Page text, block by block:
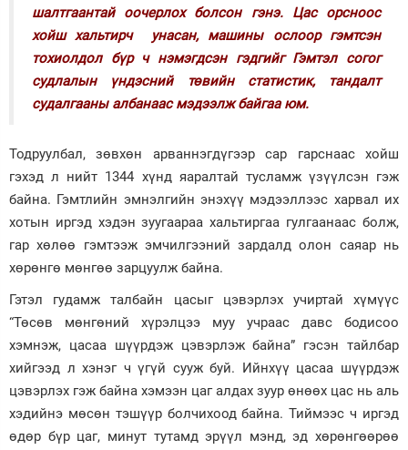
шалтгаантай оочерлох болсон гэнэ. Цас орсноос
хойш хальтирч унасан, машины ослоор гэмтсэн
тохиолдол бүр ч нэмэгдсэн гэдгийг Гэмтэл согог
судлалын үндэсний төвийн статистик, тандалт
судалгааны албанаас мэдээлж байгаа юм.
Тодруулбал, зөвхөн арваннэгдүгээр сар гарснаас хойш
гэхэд л нийт 1344 хүнд яаралтай тусламж үзүүлсэн гэж
байна. Гэмтлийн эмнэлгийн энэхүү мэдээллээс харвал их
хотын иргэд хэдэн зуугаараа хальтиргаа гулгаанаас болж,
гар хөлөө гэмтээж эмчилгээний зардалд олон саяар нь
хөрөнгө мөнгөө зарцуулж байна.
Гэтэл гудамж талбайн цасыг цэвэрлэх учиртай хүмүүс
“Төсөв мөнгөний хүрэлцээ муу учраас давс бодисоо
хэмнэж, цасаа шүүрдэж цэвэрлэж байна” гэсэн тайлбар
хийгээд л хэнэг ч үгүй сууж буй. Ийнхүү цасаа шүүрдэж
цэвэрлэх гэж байна хэмээн цаг алдах зуур өнөөх цас нь аль
хэдийнэ мөсөн тэшүүр болчихоод байна. Тиймээс ч иргэд
өдөр бүр цаг, минут тутамд эрүүл мэнд, эд хөрөнгөөрөө